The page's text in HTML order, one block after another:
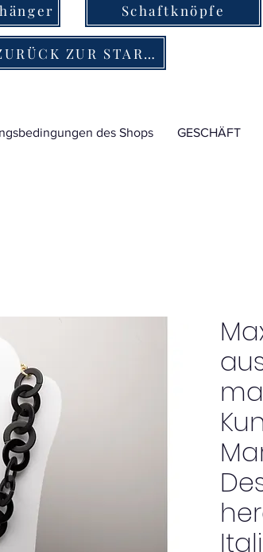
Schaftknöpfe
ZURÜCK ZUR STARTSEITE
des Shops GESCHÄFT